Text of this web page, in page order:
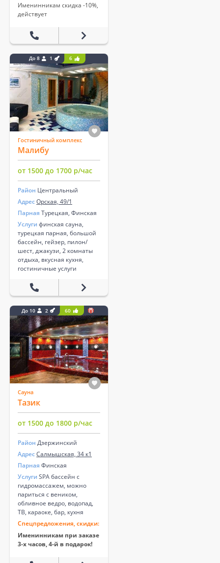
Именинникам скидка -10%,
действует
До 8 1 6
Гостиничный комплекс
Малибу
от 1500 до 1700 р/час
Район Центральный
АдресОрская, 49/1
Парная Турецкая, Финская
Услуги финская сауна,
турецкая парная, большой
бассейн, гейзер, пилон/
шест, джакузи, 2 комнаты
отдыха, вкусная кухня,
гостиничные услуги
До 10 2 60
Сауна
Тазик
от 1500 до 1800 р/час
Район Дзержинский
АдресСалмышская, 34 к1
Парная Финская
Услуги SPA бассейн с
гидромассажем, можно
париться с веником,
обливное ведро, водопад,
ТВ, караоке, бар, кухня
Спецпредложения, скидки:
Именинникам при заказе
3-х часов, 4-й в подарок!